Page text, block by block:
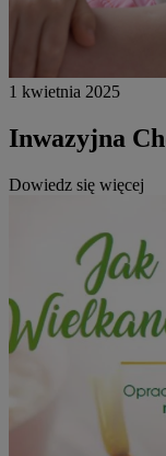
1 kwietnia 2025
Inwazyjna
Dowiedz się więcej